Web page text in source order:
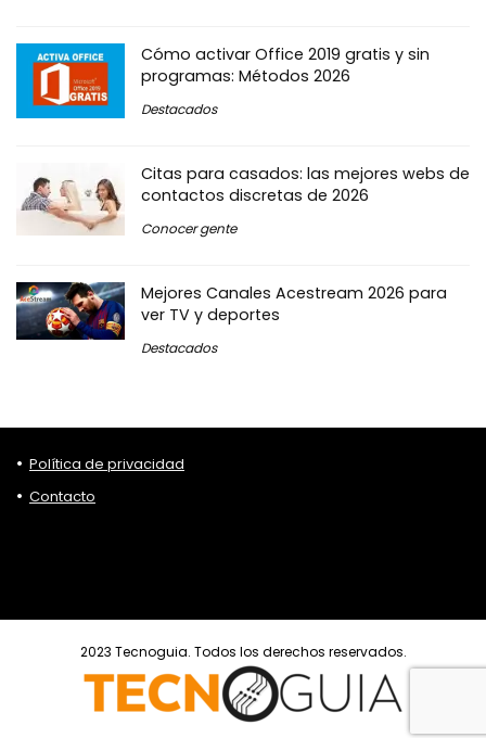
Cómo activar Office 2019 gratis y sin
programas: Métodos 2026
Destacados
Citas para casados: las mejores webs de
contactos discretas de 2026
Conocer gente
Mejores Canales Acestream 2026 para
ver TV y deportes
Destacados
Política de privacidad
Contacto
2023 Tecnoguia. Todos los derechos reservados.